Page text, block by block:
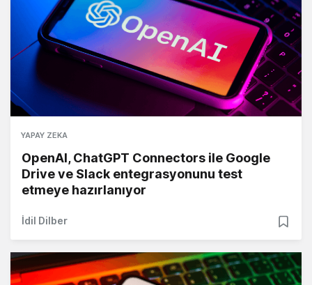
YAPAY ZEKA
OpenAI, ChatGPT Connectors ile Google
Drive ve Slack entegrasyonunu test
etmeye hazırlanıyor
İdil Dilber